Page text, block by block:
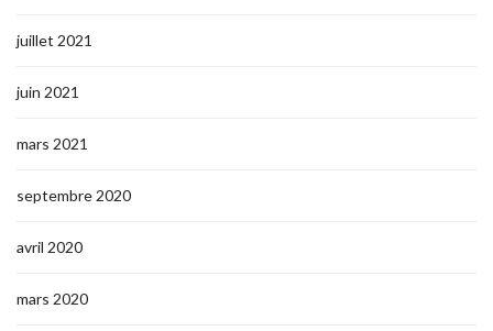
juillet 2021
juin 2021
mars 2021
septembre 2020
avril 2020
mars 2020